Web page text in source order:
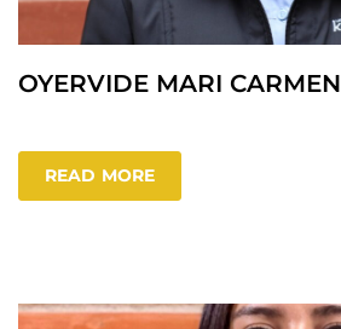
OYERVIDE MARI CARMEN
READ MORE